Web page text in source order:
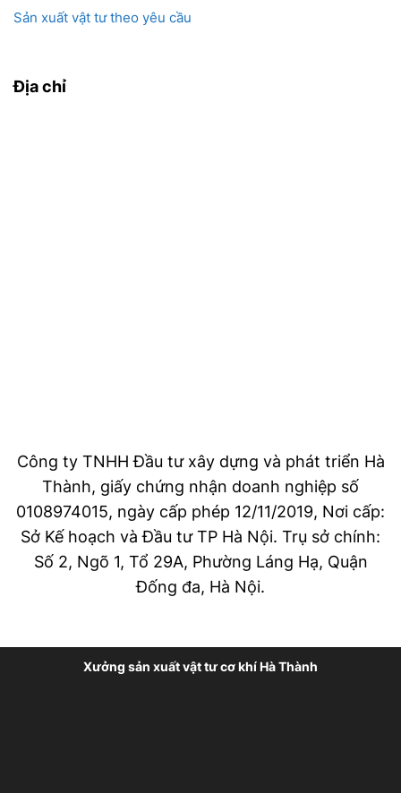
Sản xuất vật tư theo yêu cầu
Địa chỉ
Công ty TNHH Đầu tư xây dựng và phát triển Hà
Thành, giấy chứng nhận doanh nghiệp số
0108974015, ngày cấp phép 12/11/2019, Nơi cấp:
Sở Kế hoạch và Đầu tư TP Hà Nội. Trụ sở chính:
Số 2, Ngõ 1, Tổ 29A, Phường Láng Hạ, Quận
Đống đa, Hà Nội.
Xưởng sản xuất vật tư cơ khí Hà Thành